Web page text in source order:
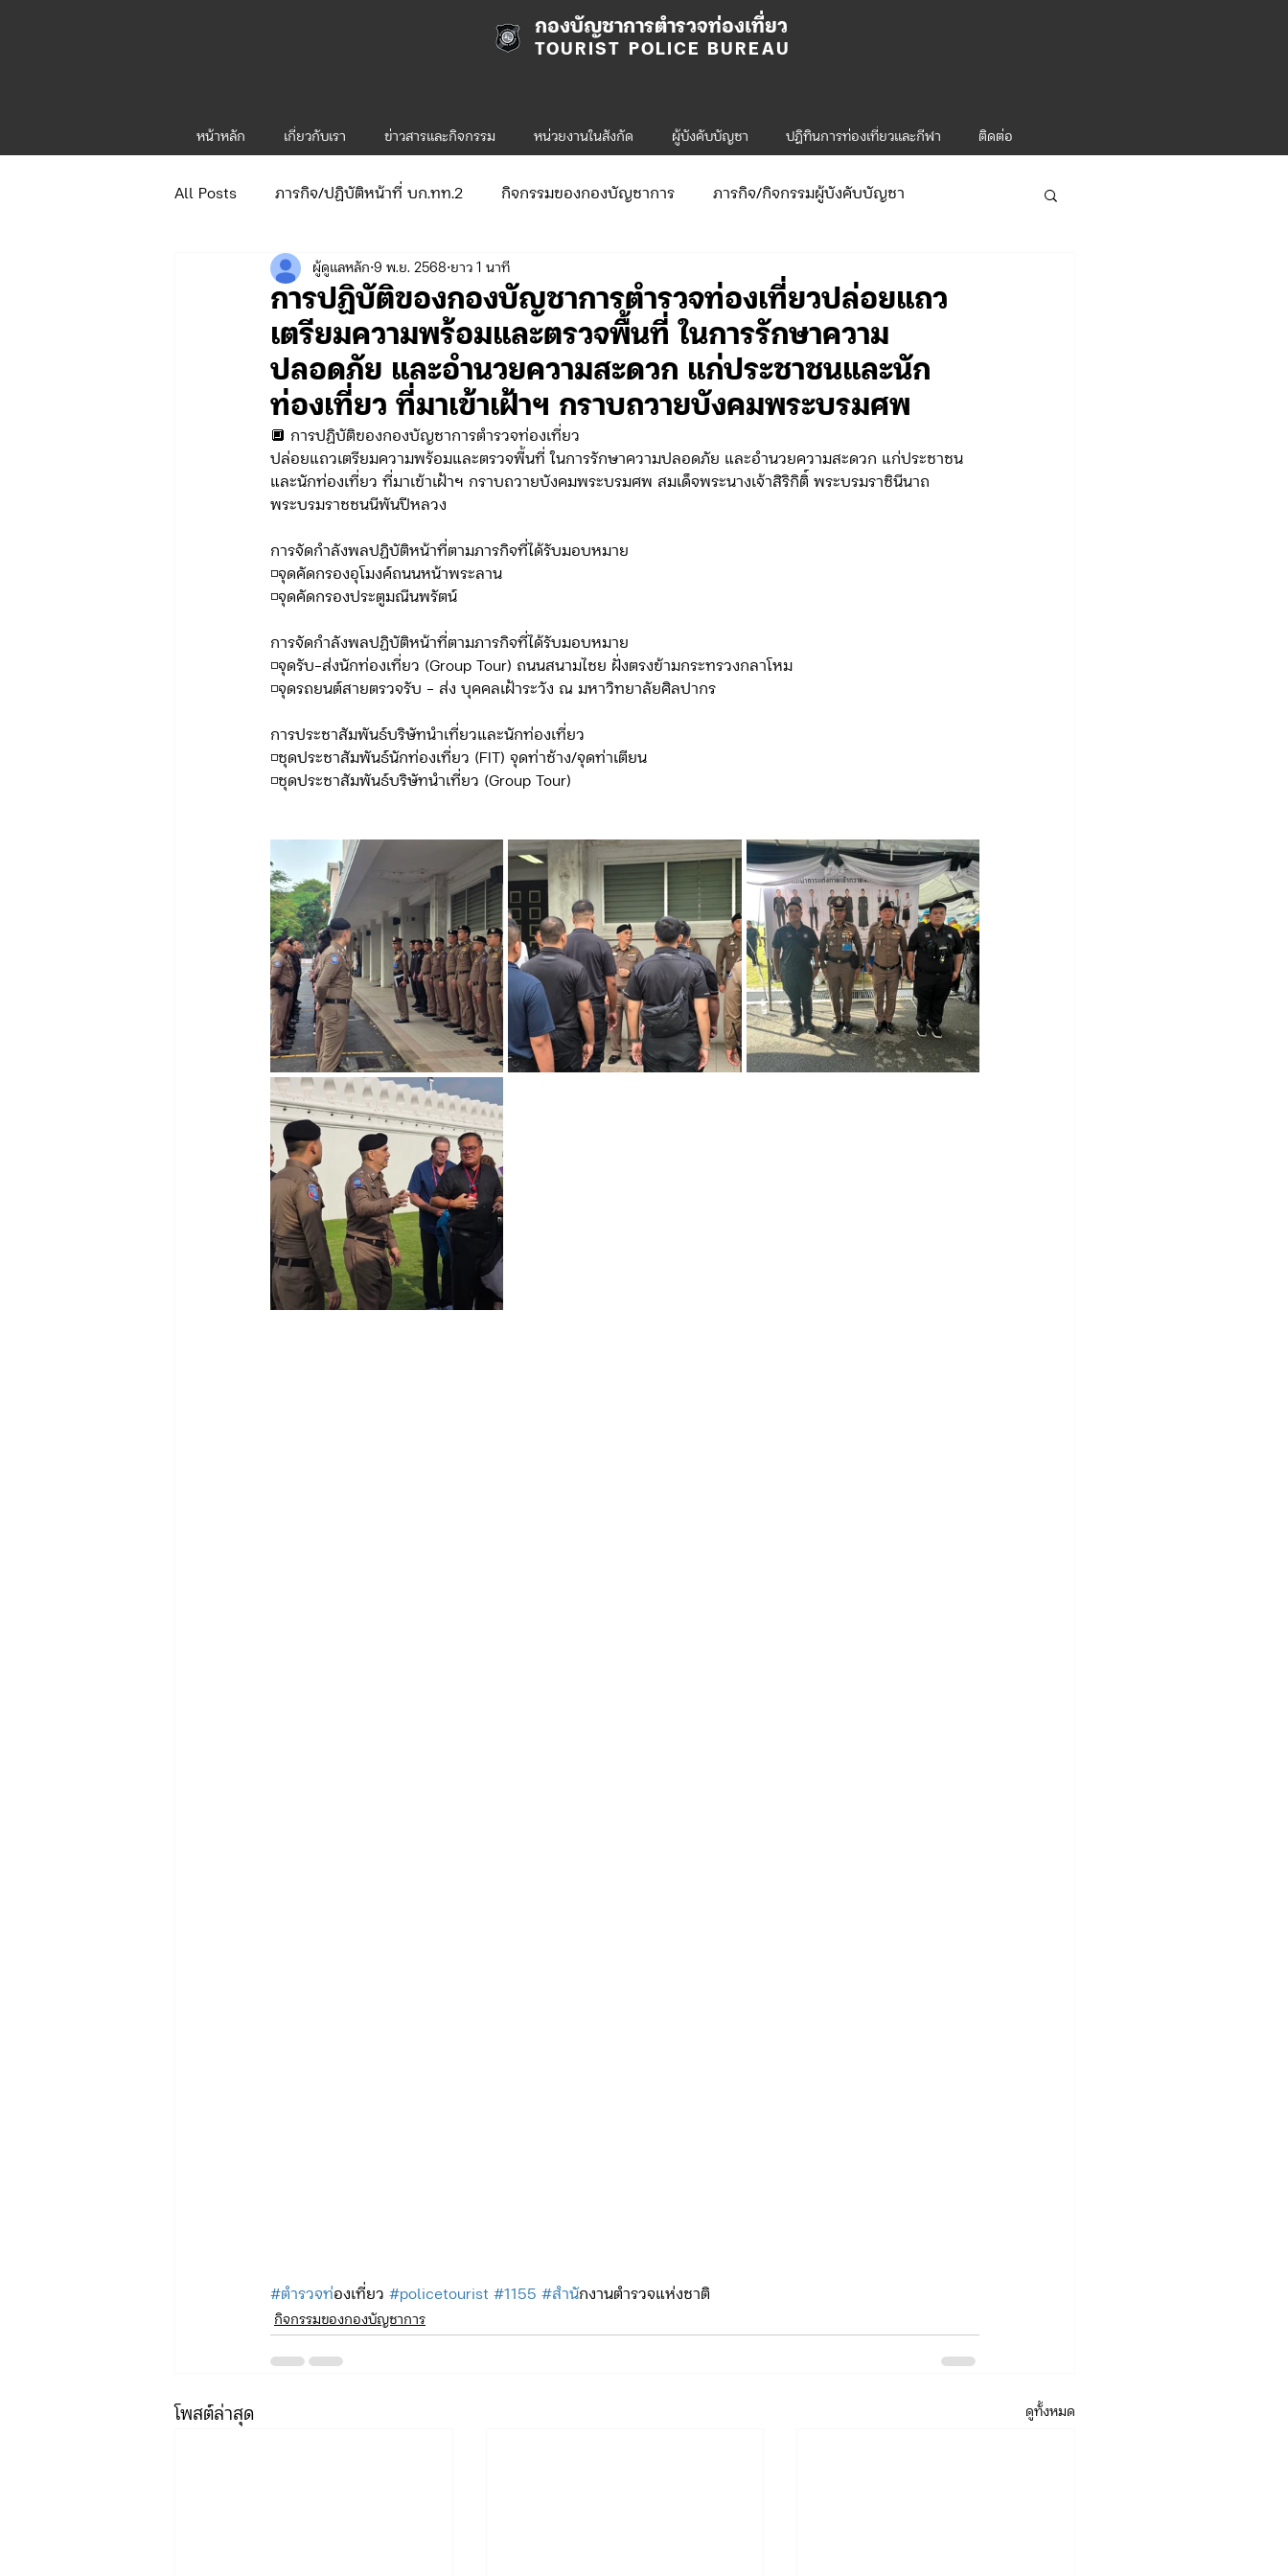
กองบัญชาการตำรวจท่องเที่ยว
TOURIST POLICE BUREAU
หน้าหลัก เกี่ยวกับเรา ข่าวสารและกิจกรรม หน่วยงานในสังกัด ผู้บังคับบัญชา ปฎิทินการท่องเที่ยวและกีฬา ติดต่อ
All Posts ภารกิจ/ปฏิบัติหน้าที่ บก.ทท.2 กิจกรรมของกองบัญชาการ ภารกิจ/กิจกรรมผู้บังคับบัญชา
ข่าวประกาศและคำสั่ง ข่าวรับสมัคร
จัดซื้อจัดจ้าง/แผน/ตัวชี้วัด ทท.1 ข่าวประกาศและคำสั่ง ทท.1 ข่าวรับสมัคร ทท.1
กิจกรรมของกองบังคับการท่องเที่ยว-2
ข่าวรับสมัคร ทท.2 จัดซื้อจัดจ้าง/แผน/ตัวชี้วัด ทท.2
กิจกรรมของกองบังคับการท่องเที่ยว 3 ข่าวประกาศและคำสั่ง ทท.3
จัดซื้อจัดจ้าง/แผน/ตัวชี้วัด ทท.3 กิจกรรมของ บก.อก. ภารกิจ/กิจกรรมผู้บังคับบัญชา บก.อก.
ข่าวประกาศและคำสั่ง บก.อก. ข่าวรับสมัคร บก.อก.
การปฏิบัติของกองบัญชาการตำรวจท่องเที่ยวปล่อยแถว
เตรียมความพร้อมและตรวจพื้นที่ ในการรักษาความ
ปลอดภัย และอำนวยความสะดวก แก่ประชาชนและนัก
ท่องเที่ยว ที่มาเข้าเฝ้าฯ กราบถวายบังคมพระบรมศพ
ผู้ดูแลหลัก 9 พ.ย. 2568 ยาว 1 นาที
🔲 การปฏิบัติของกองบัญชาการตำรวจท่องเที่ยว
ปล่อยแถวเตรียมความพร้อมและตรวจพื้นที่ ในการรักษาความปลอดภัย และอำนวยความสะดวก แก่ประชาชน
และนักท่องเที่ยว ที่มาเข้าเฝ้าฯ กราบถวายบังคมพระบรมศพ สมเด็จพระนางเจ้าสิริกิติ์ พระบรมราชินีนาถ
พระบรมราชชนนีพันปีหลวง
การจัดกำลังพลปฏิบัติหน้าที่ตามภารกิจที่ได้รับมอบหมาย
◽️จุดคัดกรองอุโมงค์ถนนหน้าพระลาน
◽️จุดคัดกรองประตูมณีนพรัตน์
การจัดกำลังพลปฏิบัติหน้าที่ตามภารกิจที่ได้รับมอบหมาย
◽️จุดรับ-ส่งนักท่องเที่ยว (Group Tour) ถนนสนามไชย ฝั่งตรงข้ามกระทรวงกลาโหม
◽️จุดรถยนต์สายตรวจรับ - ส่ง บุคคลเฝ้าระวัง ณ มหาวิทยาลัยศิลปากร
การประชาสัมพันธ์บริษัทนำเที่ยวและนักท่องเที่ยว
◽️ชุดประชาสัมพันธ์นักท่องเที่ยว (FIT) จุดท่าช้าง/จุดท่าเตียน
◽️ชุดประชาสัมพันธ์บริษัทนำเที่ยว (Group Tour)
#ตำรวจท่องเที่ยว #policetourist #1155 #สำนักงานตำรวจแห่งชาติ
กิจกรรมของกองบัญชาการ
โพสต์ล่าสุด ดูทั้งหมด